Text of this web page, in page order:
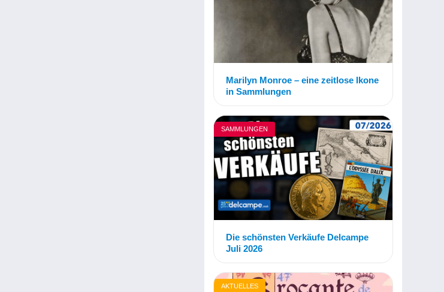
Marilyn Monroe – eine zeitlose Ikone
in Sammlungen
SAMMLUNGEN
Die schönsten Verkäufe Delcampe
Juli 2026
AKTUELLES